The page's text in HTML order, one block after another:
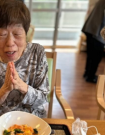
ジアメデカ元気事業団
放送
ラム
ン